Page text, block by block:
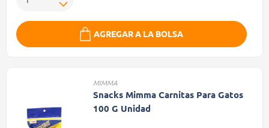
AGREGAR A LA BOLSA
MIMMA
Snacks Mimma Carnitas Para Gatos
100 G Unidad